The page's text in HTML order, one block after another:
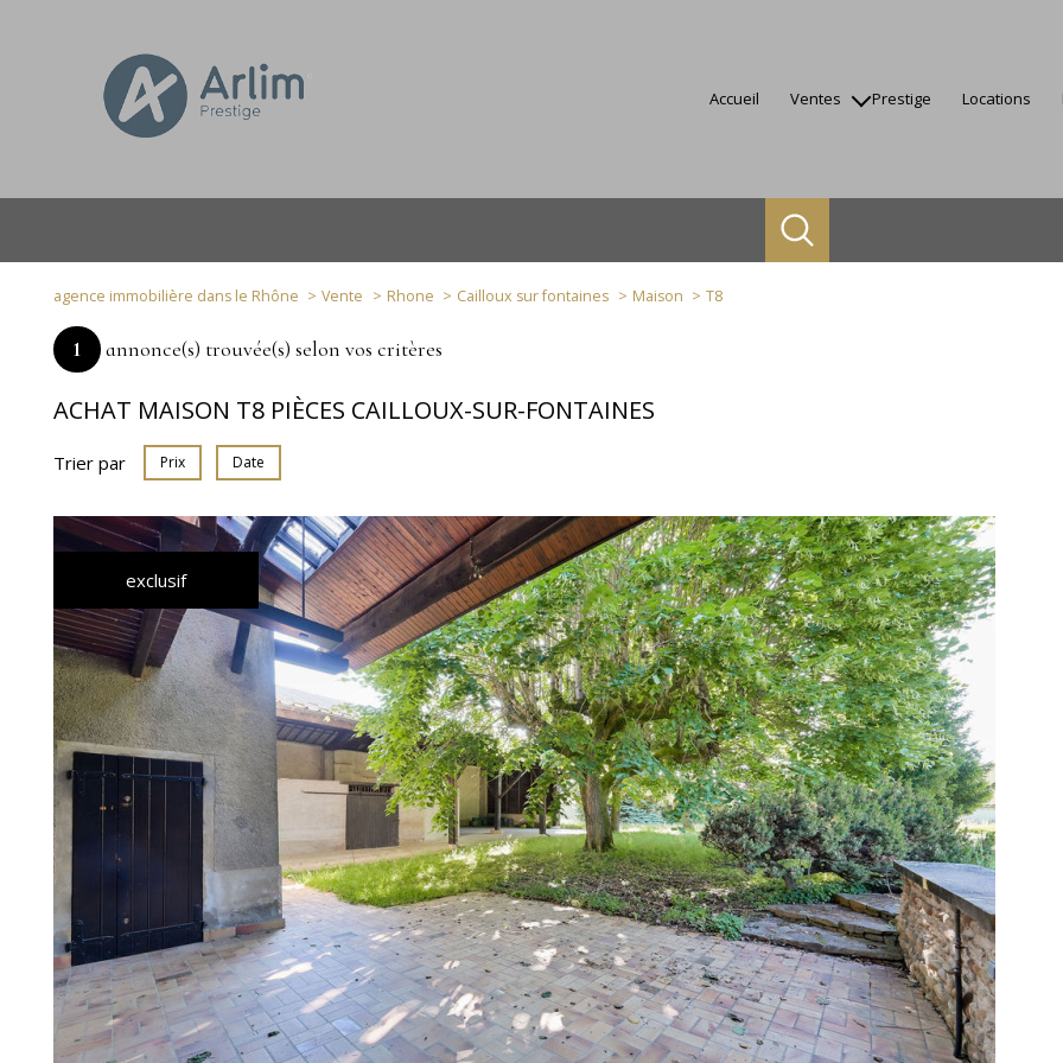
accueil ventes
terrains
autres
prestige locations
agence immobilière dans le Rhône Vente Rhone Cailloux sur fontaines Maison T8
1 annonce(s) trouvée(s) selon vos critères
ACHAT MAISON T8 PIÈCES CAILLOUX-SUR-FONTAINES
Trier par Prix Date
exclusif